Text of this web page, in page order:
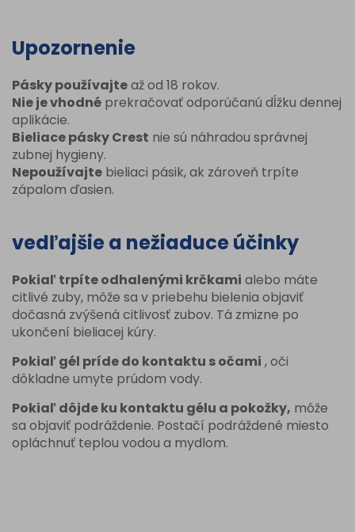
Upozornenie
Pásky používajteaž od 18 rokov.
Nie je vhodné prekračovať odporúčanú dĺžku dennej
aplikácie.
Bieliace pásky Crest nie sú náhradou správnej
zubnej hygieny.
Nepoužívajte bieliaci pásik, ak zároveň trpíte
zápalom ďasien.
vedľajšie a nežiaduce účinky
Pokiaľ trpíte odhalenými krčkami alebo máte
citlivé zuby, môže sa v priebehu bielenia objaviť
dočasná zvýšená citlivosť zubov. Tá zmizne po
ukončení bieliacej kúry.
Pokiaľ gél príde do kontaktu s očami , oči
dôkladne umyte prúdom vody.
Pokiaľ dôjde ku kontaktu gélu a pokožky, môže
sa objaviť podráždenie. Postačí podráždené miesto
opláchnuť teplou vodou a mydlom.